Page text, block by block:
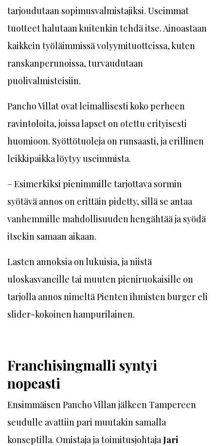
tarjoudutaan sopimusvalmistajiksi. Useimmat
tuotteet halutaan kuitenkin tehdä itse. Ainoastaan
kaikkein työläimmissä volyymituotteissa, kuten
ranskanperunoissa, turvaudutaan
puolivalmisteisiin.
Pancho Villat ovat leimallisesti koko perheen
ravintoloita, joissa lapset on otettu erityisesti
huomioon. Syöttötuoleja on runsaasti, ja erillinen
leikkipaikka löytyy useimmista.
– Esimerkiksi pienimmille tarjottava sormin
syötävä annos on erittäin pidetty, sillä se antaa
vanhemmille mahdollisuuden hengähtää ja syödä
itsekin samaan aikaan.
Lasten annoksia on lukuisia, ja niistä
uloskasvaneille tai muuten pieniruokaisille on
tarjolla annos nimeltä Pienten ihmisten burger eli
slider-kokoinen hampurilainen.
Franchisingmalli syntyi
nopeasti
Ensimmäisen Pancho Villan jälkeen Tampereen
seudulle avattiin pari muutakin samalla
konseptilla. Omistaja ja toimitusjohtaja Jari